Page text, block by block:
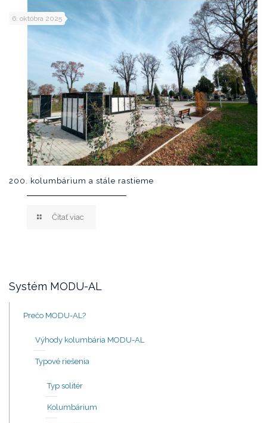
6. októbra 2025
200. kolumbárium a stále rastieme
Čítať viac
Systém MODU-AL
Prečo MODU-AL?
Výhody kolumbária MODU-AL
Typové riešenia
Typ solitér
Kolumbárium